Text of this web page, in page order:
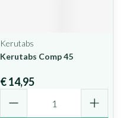
Kerutabs
Kerutabs Comp 45
€ 14,95